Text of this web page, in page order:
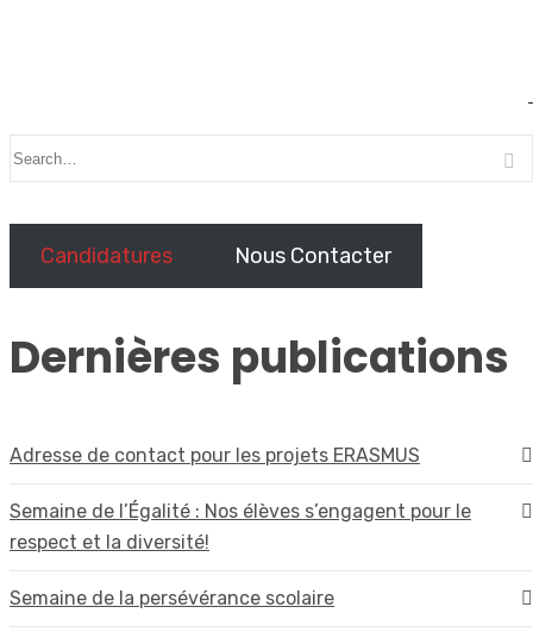
Candidatures Nous Contacter
Dernières publications
Adresse de contact pour les projets ERASMUS
Semaine de l’Égalité : Nos élèves s’engagent pour le
respect et la diversité!
Semaine de la persévérance scolaire